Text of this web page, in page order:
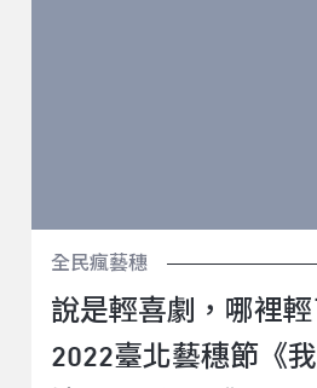
全民瘋藝穗
說是輕喜劇，哪裡輕
2022臺北藝穗節《